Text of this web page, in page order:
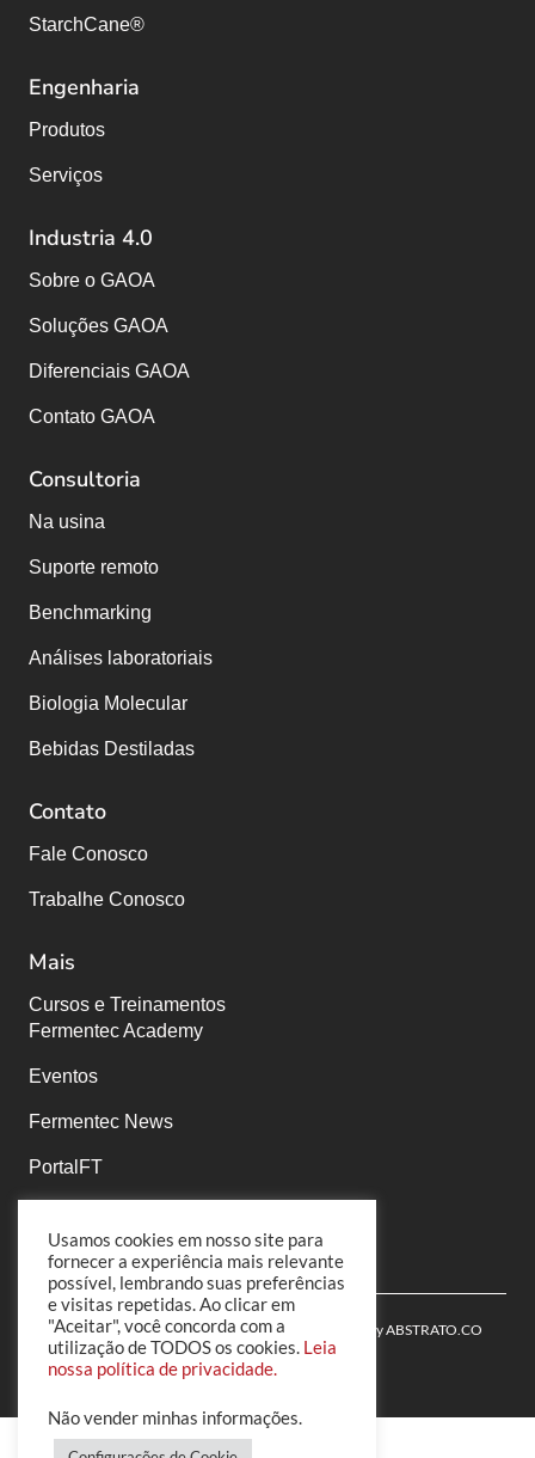
StarchCane®
Engenharia
Produtos
Serviços
Industria 4.0
Sobre o GAOA
Soluções GAOA
Diferenciais GAOA
Contato GAOA
Consultoria
Na usina
Suporte remoto
Benchmarking
Análises laboratoriais
Biologia Molecular
Bebidas Destiladas
Contato
Fale Conosco
Trabalhe Conosco
Mais
Cursos e Treinamentos
Fermentec Academy
Eventos
Fermentec News
PortalFT
© 2022 Fermentec | All Rights Reserved | Powered byABSTRATO.CO
Usamos cookies em nosso site para
fornecer a experiência mais relevante
possível, lembrando suas preferências
e visitas repetidas. Ao clicar em
"Aceitar", você concorda com a
utilização de TODOS os cookies. Leia
nossa política de privacidade.
Não vender minhas informações.